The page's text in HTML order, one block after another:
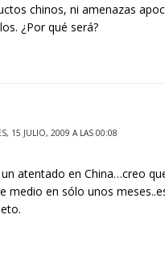
chinos, ni amenazas
¿Por qué será?
15 JULIO, 2009 A LAS 00:08
atentado en China…creo
medio en sólo unos